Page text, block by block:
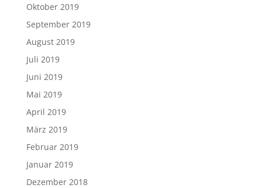
Oktober 2019
September 2019
August 2019
Juli 2019
Juni 2019
Mai 2019
April 2019
März 2019
Februar 2019
Januar 2019
Dezember 2018